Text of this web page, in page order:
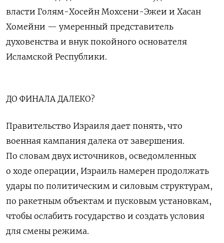
власти Голям-Хосейн Мохсени-Эжеи и Хасан
Хомейни — умеренный представитель
духовенства и внук покойного основателя
Исламской Республики.
ДО ФИНАЛА ДАЛЕКО?
Правительство Израиля дает понять, что
военная кампания далека от завершения.
По словам двух источников, осведомленных
о ходе операции, Израиль намерен продолжать
удары по политическим и силовым структурам,
по ракетным объектам и пусковым установкам,
чтобы ослабить государство и создать условия
для смены режима.